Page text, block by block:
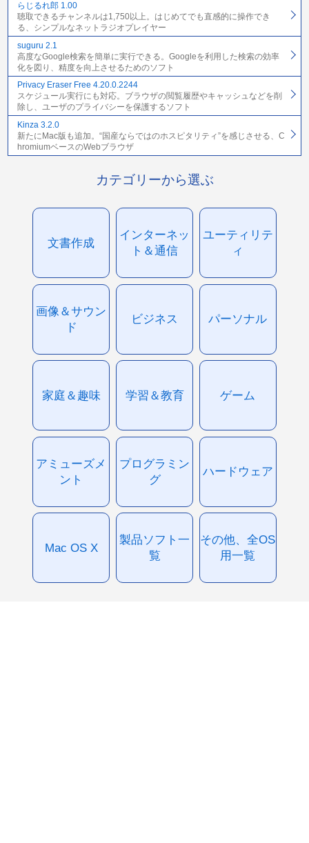
らじるれ郎 1.00
聴取できるチャンネルは1,750以上。はじめてでも直感的に操作でき
る、シンプルなネットラジオプレイヤー
suguru 2.1
高度なGoogle検索を簡単に実行できる。Googleを利用した検索の効率
化を図り、精度を向上させるためのソフト
Privacy Eraser Free 4.20.0.2244
スケジュール実行にも対応。ブラウザの閲覧履歴やキャッシュなどを削
除し、ユーザのプライバシーを保護するソフト
Kinza 3.2.0
新たにMac版も追加。“国産ならではのホスピタリティ”を感じさせる、C
hromiumベースのWebブラウザ
カテゴリーから選ぶ
文書作成
インターネッ
ト＆通信
ユーティリテ
ィ
画像＆サウン
ド
ビジネス パーソナル
家庭＆趣味 学習＆教育 ゲーム
アミューズメ
ント
プログラミン
グ
ハードウェア
Mac OS X
製品ソフト一
覧
その他、全OS
用一覧